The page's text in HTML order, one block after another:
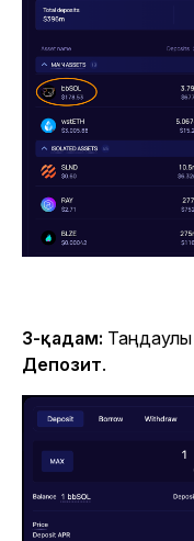
3-қадам: Таңдаулы
Депозит.